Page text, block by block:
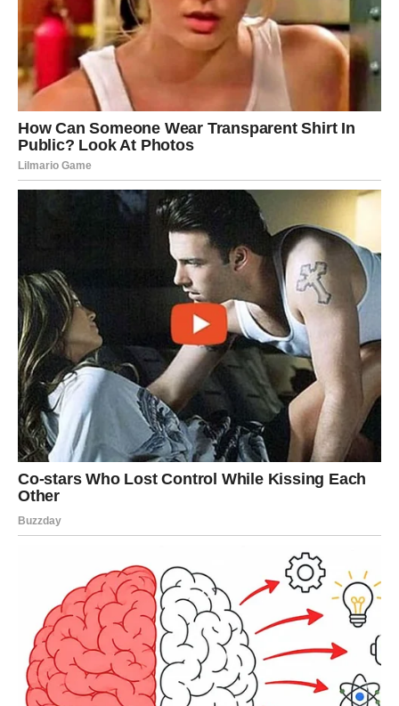
Još dvije važne filozofije doprinose psihološkoj stabilnosti i
emocionalnoj otpornosti Japanaca:
Ikigai – Svrha života
Ikigaise može prevesti kao „razlog zbog kojeg ustajemo
ujutro“. To je osjećaj svrhe i unutarnje motivacije koji nas
pokreće. Kod Japanaca, ikigai često dolazi iz jednostavnih
stvari: obitelj, vrtlarstvo, volontiranje, hobi, duhovnost ili pomoć
Imati jasno definiranu svrhu povezanu je s duljim i
zadovoljnijim životom.
Ikkai-ichie – Jedinstvenost svakog
trenutka